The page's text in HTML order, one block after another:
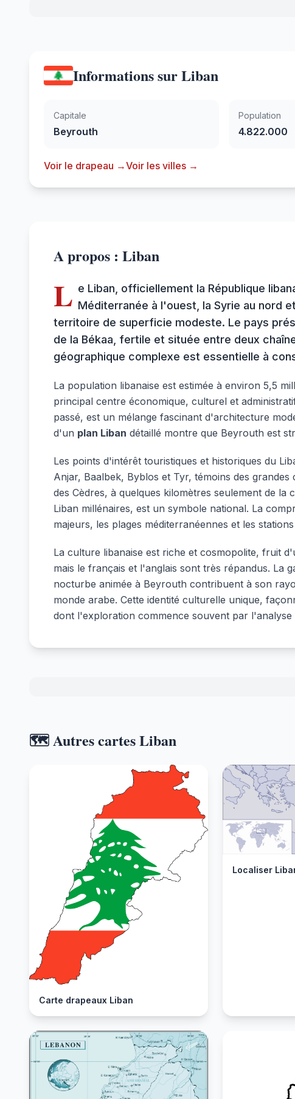
Informations sur Liban
Capitale
Beyrouth
Population
4.822.000
Voir le drapeau →Voir les villes →
A propos : Liban
L e Liban, officiellement la République
Méditerranée à l'ouest, la Syrie au nord
territoire de superficie modeste. Le pays
de la Békaa, fertile et située entre deux
géographique complexe est essentielle à
La population libanaise est estimée à environ 5,5
principal centre économique, culturel et
passé, est un mélange fascinant d'architecture
d'un plan Liban détaillé montre que Beyrouth est
Les points d'intérêt touristiques et historiques du
Anjar, Baalbek, Byblos et Tyr, témoins des
des Cèdres, à quelques kilomètres seulement de
Liban millénaires, est un symbole national. La
majeurs, les plages méditerranéennes et les
La culture libanaise est riche et cosmopolite, fruit
mais le français et l'anglais sont très répandus. La
nocturbe animée à Beyrouth contribuent à son
monde arabe. Cette identité culturelle unique,
dont l'exploration commence souvent par l'analyse
🗺️ Autres cartes Liban
Carte drapeaux Liban
Localiser